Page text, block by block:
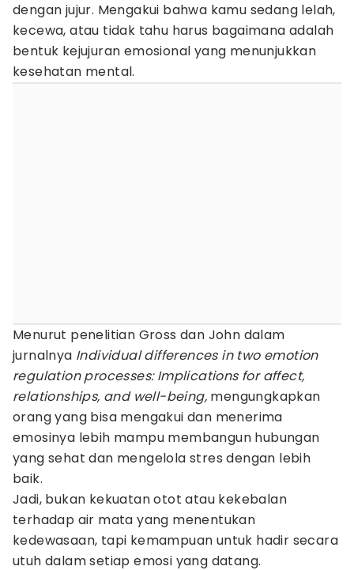
dengan jujur. Mengakui bahwa kamu sedang lelah,
kecewa, atau tidak tahu harus bagaimana adalah
bentuk kejujuran emosional yang menunjukkan
kesehatan mental.
Menurut penelitian Gross dan John dalam
jurnalnya Individual differences in two emotion
regulation processes: Implications for affect,
relationships, and well-being, mengungkapkan
orang yang bisa mengakui dan menerima
emosinya lebih mampu membangun hubungan
yang sehat dan mengelola stres dengan lebih
baik.
Jadi, bukan kekuatan otot atau kekebalan
terhadap air mata yang menentukan
kedewasaan, tapi kemampuan untuk hadir secara
utuh dalam setiap emosi yang datang.